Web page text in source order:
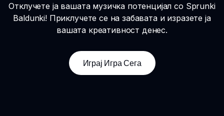
Отклучете ја вашата музичка потенцијал со Sprunki
Baldunki! Приклучете се на забавата и изразете ја
вашата креативност денес.
Играј Игра Сега